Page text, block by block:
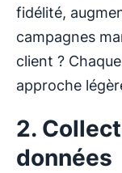
fidélité,
campagnes
client ?
approche
2.
données